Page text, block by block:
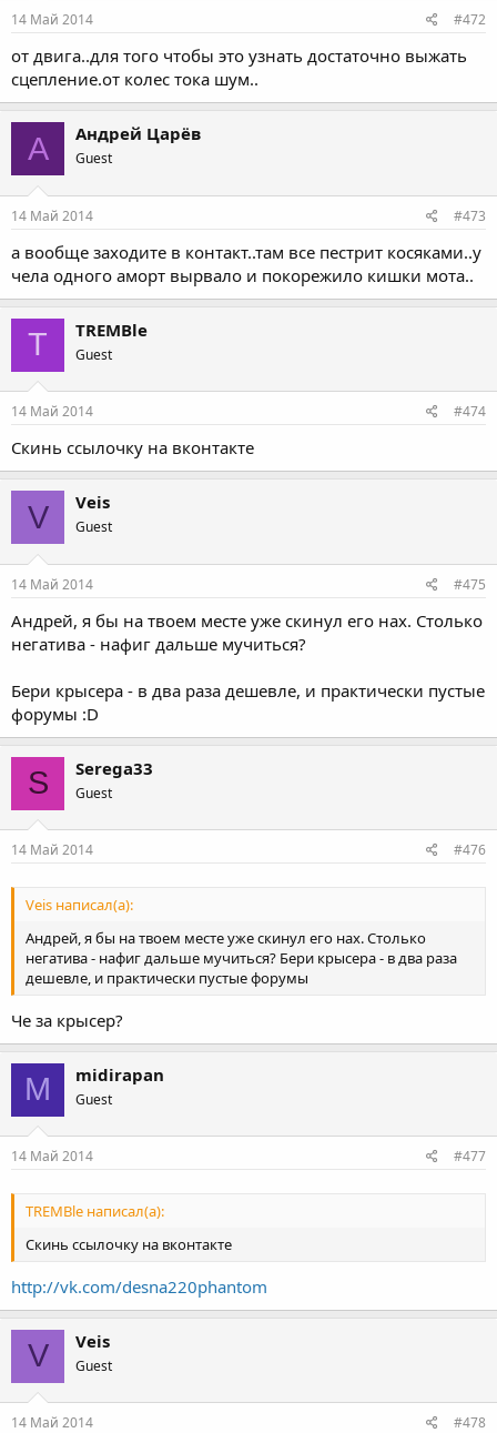
14 Май 2014 #472
от двига..для того чтобы это узнать достаточно выжать
сцепление.от колес тока шум..
А Андрей Царёв
Guest
14 Май 2014 #473
а вообще заходите в контакт..там все пестрит косяками..у
чела одного аморт вырвало и покорежило кишки мота..
T TREMBle
Guest
14 Май 2014 #474
Скинь ссылочку на вконтакте
V Veis
Guest
14 Май 2014 #475
Андрей, я бы на твоем месте уже скинул его нах. Столько
негатива - нафиг дальше мучиться?
Бери крысера - в два раза дешевле, и практически пустые
форумы :D
S Serega33
Guest
14 Май 2014 #476
Veis написал(а):
Андрей, я бы на твоем месте уже скинул его нах. Столько
негатива - нафиг дальше мучиться? Бери крысера - в два раза
дешевле, и практически пустые форумы
Че за крысер?
M midirapan
Guest
14 Май 2014 #477
TREMBle написал(а):
Скинь ссылочку на вконтакте
http://vk.com/desna220phantom
V Veis
Guest
14 Май 2014 #478